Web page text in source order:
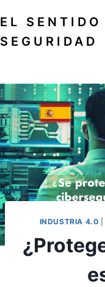
al
contenido
EL
SEGURIDAD
INDUSTRIA 4.0